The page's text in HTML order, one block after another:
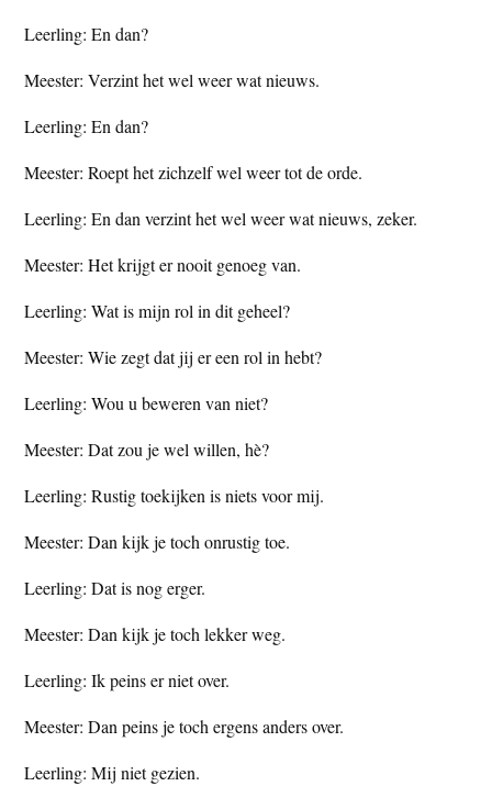
Leerling: En dan?
Meester: Verzint het wel weer wat nieuws.
Leerling: En dan?
Meester: Roept het zichzelf wel weer tot de orde.
Leerling: En dan verzint het wel weer wat nieuws, zeker.
Meester: Het krijgt er nooit genoeg van.
Leerling: Wat is mijn rol in dit geheel?
Meester: Wie zegt dat jij er een rol in hebt?
Leerling: Wou u beweren van niet?
Meester: Dat zou je wel willen, hè?
Leerling: Rustig toekijken is niets voor mij.
Meester: Dan kijk je toch onrustig toe.
Leerling: Dat is nog erger.
Meester: Dan kijk je toch lekker weg.
Leerling: Ik peins er niet over.
Meester: Dan peins je toch ergens anders over.
Leerling: Mij niet gezien.